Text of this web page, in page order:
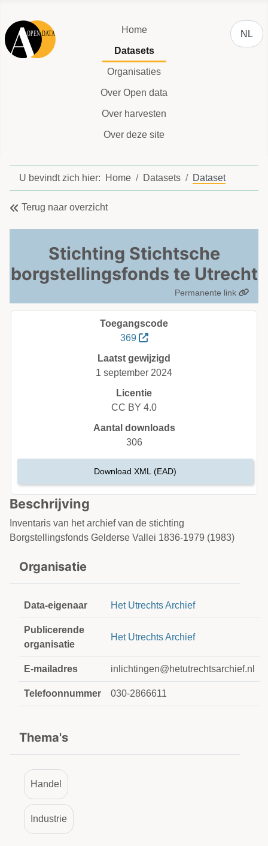
Home
Datasets
Organisaties
Over Open data
Over harvesten
Over deze site
NL
U bevindt zich hier: Home Datasets Dataset
Terug naar overzicht
Stichting Stichtsche
borgstellingsfonds te Utrecht
Permanente link
Beschrijving
Inventaris van het archief van de stichting
Borgstellingsfonds Gelderse Vallei 1836-1979 (1983)
Organisatie
Data-eigenaar Het Utrechts Archief
Publicerende
organisatie
Het Utrechts Archief
E-mailadres inlichtingen@hetutrechtsarchief.nl
Telefoonnummer 030-2866611
Thema's
Handel
Industrie
Toegangscode
369
Laatst gewijzigd
1 september 2024
Licentie
CC BY 4.0
Aantal downloads
306
Download XML (EAD)